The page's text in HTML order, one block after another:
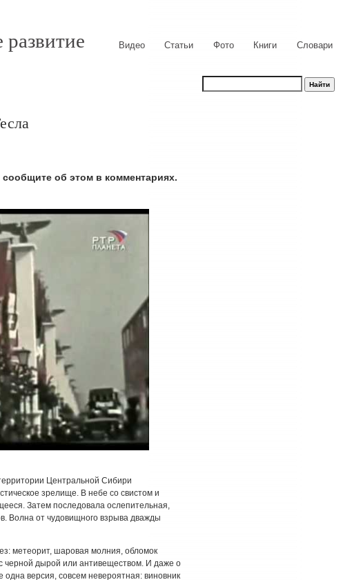
Видео Статьи Фото Книги Словари
сообщите об этом в комментариях.
Центральной Сибири
зрелище. В небе со свистом и
Затем последовала ослепительная,
Волна от чудовищного взрыва дважды
метеорит, шаровая молния, обломок
черной дырой или антивеществом. И даже о
версия, совсем невероятная: виновник